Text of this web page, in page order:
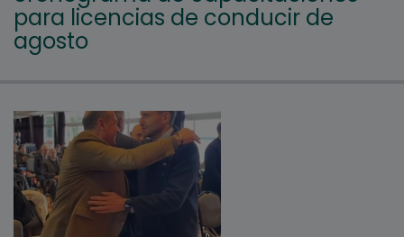
para licencias de conducir de
agosto